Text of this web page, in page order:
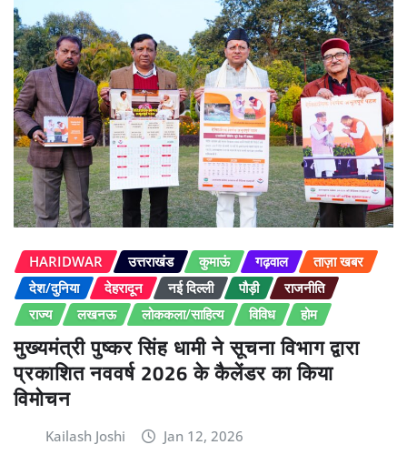
HARIDWAR उत्तराखंड कुमाऊं गढ़वाल
ताज़ा खबर
देश/दुनिया
देहरादून नई दिल्ली पौड़ी
राजनीति
राज्य
लखनऊ लोककला/साहित्य विविध होम
मुख्यमंत्री पुष्कर सिंह धामी ने सूचना विभाग द्वारा
प्रकाशित नववर्ष 2026 के कैलेंडर का किया
विमोचन
Kailash Joshi Jan 12, 2026